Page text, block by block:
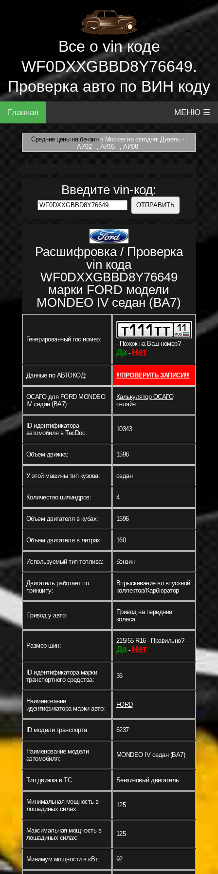
Все о vin коде
WF0DXXGBBD8Y76649.
Проверка авто по ВИН коду
Главная МЕНЮ ☰
Средние цены на бензинв Москве на сегодня: Дизель - ,
АИ92 - , АИ95 - , АИ98 -
Введите vin-код:
Расшифровка / Проверка
vin кода
WF0DXXGBBD8Y76649
марки FORD модели
MONDEO IV седан (BA7)
Генерированный гос номер:
- Похож на Ваш номер? -
Да- Нет
Данные по АВТОКОД: !!!ПРОВЕРИТЬ ЗАПИСИ!!!
ОСАГО для FORD MONDEO
IV седан (BA7):
Калькулятор ОСАГО
онлайн
ID идентификатора
автомобиля в TecDoc:
10343
Объем движка: 1596
У этой машины тип кузова: седан
Количество цилиндров: 4
Объем двигателя в кубах: 1596
Объем двигателя в литрах: 160
Используемый тип топлива: бензин
Двигатель работает по
принципу:
Впрыскивание во впускной
коллектор/Карбюратор
Привод у авто:
Привод на передние
колеса
Размер шин:
215/55 R16 - Правильно? -
Да- Нет
ID идентификатора марки
транспортного средства:
36
Наименование
идентификатора марки авто:
FORD
ID модели транспорта: 6237
Наименование модели
автомобиля:
MONDEO IV седан (BA7)
Тип движка в ТС: Бензиновый двигатель
Минимальная мощность в
лошадиных силах:
125
Максимальная мощность в
лошадиных силах:
125
Минимум мощности в кВт: 92